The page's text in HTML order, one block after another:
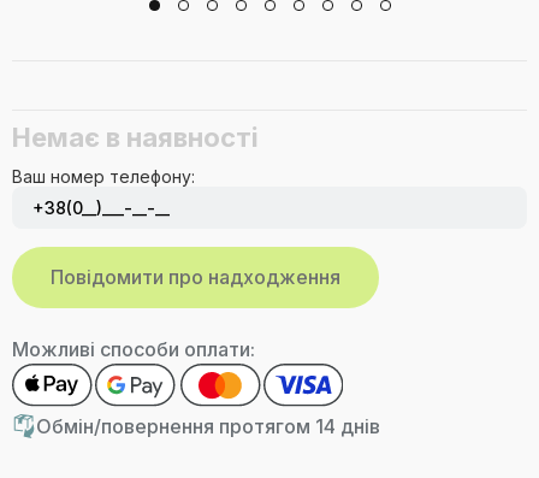
Немає в наявності
Ваш номер телефону:
Можливі способи оплати:
Обмін/повернення протягом 14 днів